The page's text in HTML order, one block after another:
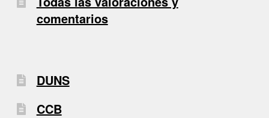
comentarios
DUNS
CCB